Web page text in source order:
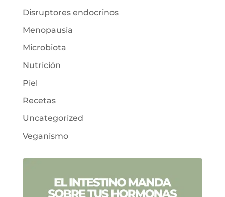
Disruptores endocrinos
Menopausia
Microbiota
Nutrición
Piel
Recetas
Uncategorized
Veganismo